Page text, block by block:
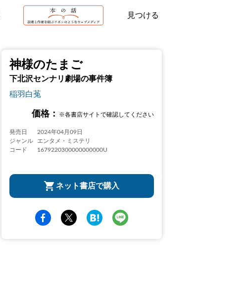
見つける
神様のたまご
下北沢センナリ劇場の事件簿
稲羽白菟
価格： ※各書店サイトで確認してください
発売日
2024年04月09日
ジャンル
エンタメ・ミステリ
コード
1679220300000000000U
ネット書店で購入